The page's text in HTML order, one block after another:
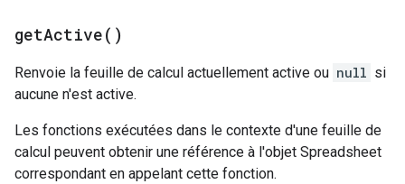
getActive( )
Renvoie la feuille de calcul actuellement active ou null si
aucune n'est active.
Les fonctions exécutées dans le contexte d'une feuille de
calcul peuvent obtenir une référence à l'objet Spreadsheet
correspondant en appelant cette fonction.